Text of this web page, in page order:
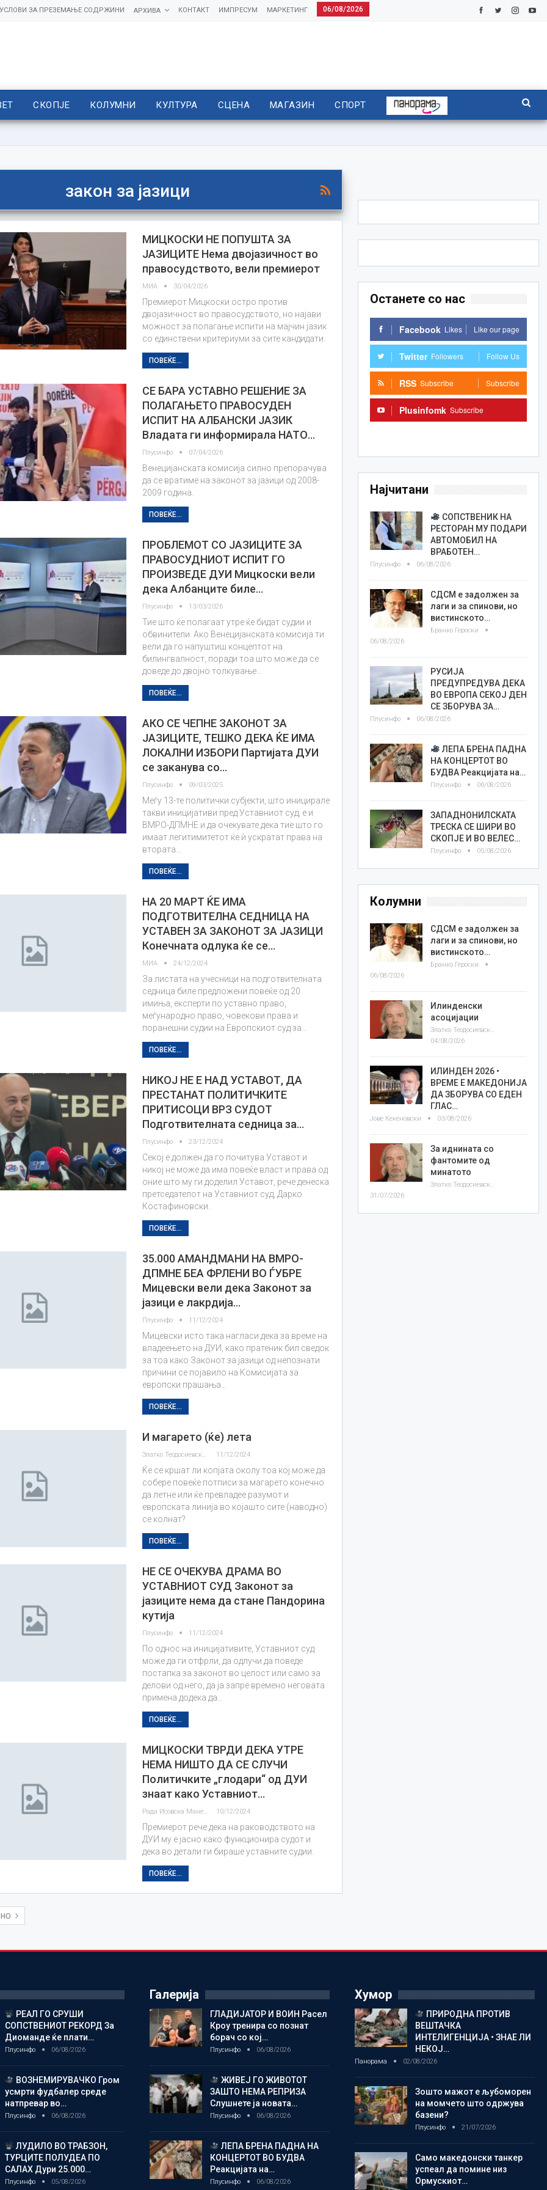
06/08/2026
МАРКЕТИНГ
ИМПРЕСУМ
КОНТАКТ
АРХИВА
УСЛОВИ ЗА ПРЕЗЕМАЊЕ СОДРЖИНИ
СКОПЈЕ КОЛУМНИ КУЛТУРА СЦЕНА МАГАЗИН СПОРТ
закон за јазици
МИЦКОСКИ НЕ ПОПУШТА ЗА
ЈАЗИЦИТЕ Нема двојазичност во
правосудството, вели премиерот
МИА 30/04/2026
Премиерот Мицкоски остро против
двојазичност во правосудството, но најави
можност за полагање испити на мајчин јазик
со единствени критериуми за сите кандидати.
ПОВЕЌЕ...
СЕ БАРА УСТАВНО РЕШЕНИЕ ЗА
ПОЛАГАЊЕТО ПРАВОСУДЕН
ИСПИТ НА АЛБАНСКИ ЈАЗИК
Владата ги информирала НАТО…
Плусинфо 07/04/2026
Венецијанската комисија силно препорачува
да се вратиме на законот за јазици од 2008-
2009 година.
ПОВЕЌЕ...
ПРОБЛЕМОТ СО ЈАЗИЦИТЕ ЗА
ПРАВОСУДНИОТ ИСПИТ ГО
ПРОИЗВЕДЕ ДУИ Мицкоски вели
дека Албанците биле…
Плусинфо 13/03/2026
Тие што ќе полагаат утре ќе бидат судии и
обвинители. Ако Венецијанската комисија ти
вели да го напуштиш концептот на
билингвалност, поради тоа што може да се
доведе до двојно толкување…
ПОВЕЌЕ...
АКО СЕ ЧЕПНЕ ЗАКОНОТ ЗА
ЈАЗИЦИТЕ, ТЕШКО ДЕКА ЌЕ ИМА
ЛОКАЛНИ ИЗБОРИ Партијата ДУИ
се заканува со…
Плусинфо 09/03/2025
Меѓу 13-те политички субјекти, што иницирале
такви иницијативи пред Уставниот суд, е и
ВМРО-ДПМНЕ и да очекувате дека тие што го
имаат легитимитетот ќе ѝ ускратат права на
втората…
ПОВЕЌЕ...
НА 20 МАРТ ЌЕ ИМА
ПОДГОТВИТЕЛНА СЕДНИЦА НА
УСТАВЕН ЗА ЗАКОНОТ ЗА ЈАЗИЦИ
Конечната одлука ќе се…
МИА 24/12/2024
За листата на учесници на подготвителната
седница биле предложени повеќе од 20
имиња, експерти по уставно право,
меѓународно право, човекови права и
поранешни судии на Европскиот суд за…
ПОВЕЌЕ...
НИКОЈ НЕ Е НАД УСТАВОТ, ДА
ПРЕСТАНАТ ПОЛИТИЧКИТЕ
ПРИТИСОЦИ ВРЗ СУДОТ
Подготвителната седница за…
Плусинфо 23/12/2024
Секој е должен да го почитува Уставот и
никој не може да има повеќе власт и права од
оние што му ги доделил Уставот, рече денеска
претседателот на Уставниот суд, Дарко
Костафиновски.
ПОВЕЌЕ...
35.000 АМАНДМАНИ НА ВМРО-
ДПМНЕ БЕА ФРЛЕНИ ВО ЃУБРЕ
Мицевски вели дека Законот за
јазици е лакрдија…
Плусинфо 11/12/2024
Мицевски исто така нагласи дека за време на
владеењето на ДУИ, како пратеник бил сведок
за тоа како Законот за јазици од непознати
причини се појавило на Комисијата за
европски прашања…
ПОВЕЌЕ...
И магарето (ќе) лета
Златко Теодосиевски 11/12/2024
Ќе се кршат ли копјата околу тоа кој може да
собере повеќе потписи за магарето конечно
да летне или ќе превладее разумот и
европската линија во којашто сите (наводно)
се колнат?
ПОВЕЌЕ...
НЕ СЕ ОЧЕКУВА ДРАМА ВО
УСТАВНИОТ СУД Законот за
јазиците нема да стане Пандорина
кутија
Плусинфо 11/12/2024
По однос на иницијативите, Уставниот суд
може да ги отфрли, да одлучи да поведе
постапка за законот во целост или само за
делови од него, да ја запре времено неговата
примена додека да…
ПОВЕЌЕ...
МИЦКОСКИ ТВРДИ ДЕКА УТРЕ
НЕМА НИШТО ДА СЕ СЛУЧИ
Политичките „глодари“ од ДУИ
знаат како Уставниот…
Рада Исовска Маневска 10/12/2024
Премиерот рече дека на раководството на
ДУИ му е јасно како функционира судот и
дека во детали ги бираше уставните судии.
ПОВЕЌЕ...
Останете со нас
Facebook Likes Like our page
Twitter Followers Follow Us
RSS Subscribe Subscribe
Plusinfomk Subscribe
Најчитани
СОПСТВЕНИК НА
РЕСТОРАН МУ ПОДАРИ
АВТОМОБИЛ НА
ВРАБОТЕН…
Плусинфо 06/08/2026
СДСМ е задолжен за
лаги и за спинови, но
вистинското…
Бранко Героски
06/08/2026
РУСИЈА
ПРЕДУПРЕДУВА ДЕКА
ВО ЕВРОПА СЕКОЈ ДЕН
СЕ ЗБОРУВА ЗА…
Плусинфо 06/08/2026
ЛЕПА БРЕНА ПАДНА
НА КОНЦЕРТОТ ВО
БУДВА Реакцијата на…
Плусинфо 06/08/2026
ЗАПАДНОНИЛСКАТА
ТРЕСКА СЕ ШИРИ ВО
СКОПЈЕ И ВО ВЕЛЕС…
Плусинфо 05/08/2026
Колумни
СДСМ е задолжен за
лаги и за спинови, но
вистинското…
Бранко Героски
06/08/2026
Илинденски
асоцијации
Златко Теодосиевски
04/08/2026
ИЛИНДЕН 2026 •
ВРЕМЕ Е МАКЕДОНИЈА
ДА ЗБОРУВА СО ЕДЕН
ГЛАС…
Јове Кекеновски 03/08/2026
За иднината со
фантомите од
минатото
Златко Теодосиевски
31/07/2026
РЕАЛ ГО СРУШИ
СОПСТВЕНИОТ РЕКОРД За
Диоманде ќе плати…
Плусинфо 06/08/2026
ВОЗНЕМИРУВАЧКО Гром
усмрти фудбалер среде
натпревар во…
Плусинфо 06/08/2026
ЛУДИЛО ВО ТРАБЗОН,
ТУРЦИТЕ ПОЛУДЕА ПО
САЛАХ Дури 25.000…
Плусинфо 05/08/2026
Галерија
ГЛАДИЈАТОР И ВОИН Расел
Кроу тренира со познат
борач со кој…
Плусинфо 06/08/2026
ЖИВЕЈ ГО ЖИВОТОТ
ЗАШТО НЕМА РЕПРИЗА
Слушнете ја новата…
Плусинфо 06/08/2026
ЛЕПА БРЕНА ПАДНА НА
КОНЦЕРТОТ ВО БУДВА
Реакцијата на…
Плусинфо 06/08/2026
Хумор
ПРИРОДНА ПРОТИВ
ВЕШТАЧКА
ИНТЕЛИГЕНЦИЈА • ЗНАЕ ЛИ
НЕКОЈ…
Панорама 02/08/2026
Зошто мажот е љубоморен
на момчето што одржува
базени?
Плусинфо 21/07/2026
Само македонски танкер
успеал да помине низ
Ормускиот…